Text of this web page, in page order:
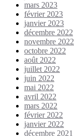
mars 2023
février 2023
janvier 2023
décembre 2022
novembre 2022
octobre 2022
août 2022
juillet 2022
juin 2022
mai 2022
avril 2022
mars 2022
février 2022
janvier 2022
décembre 2021